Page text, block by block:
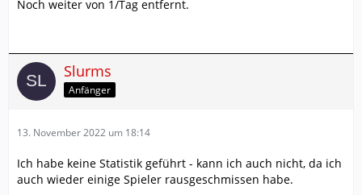
Noch weiter von 1/Tag entfernt.
Slurms
Anfänger
13. November 2022 um 18:14
Ich habe keine Statistik geführt - kann ich auch nicht, da ich
auch wieder einige Spieler rausgeschmissen habe.